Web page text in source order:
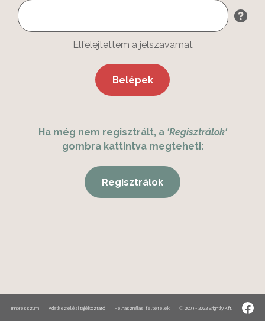
Elfelejtettem a jelszavamat
Ha még nem regisztrált, a 'Regisztrálok'
gombra kattintva megteheti:
Impresszum Adatkezelési tájékoztató Felhasználási feltételek © 2019 - 2022 Brightly Kft.